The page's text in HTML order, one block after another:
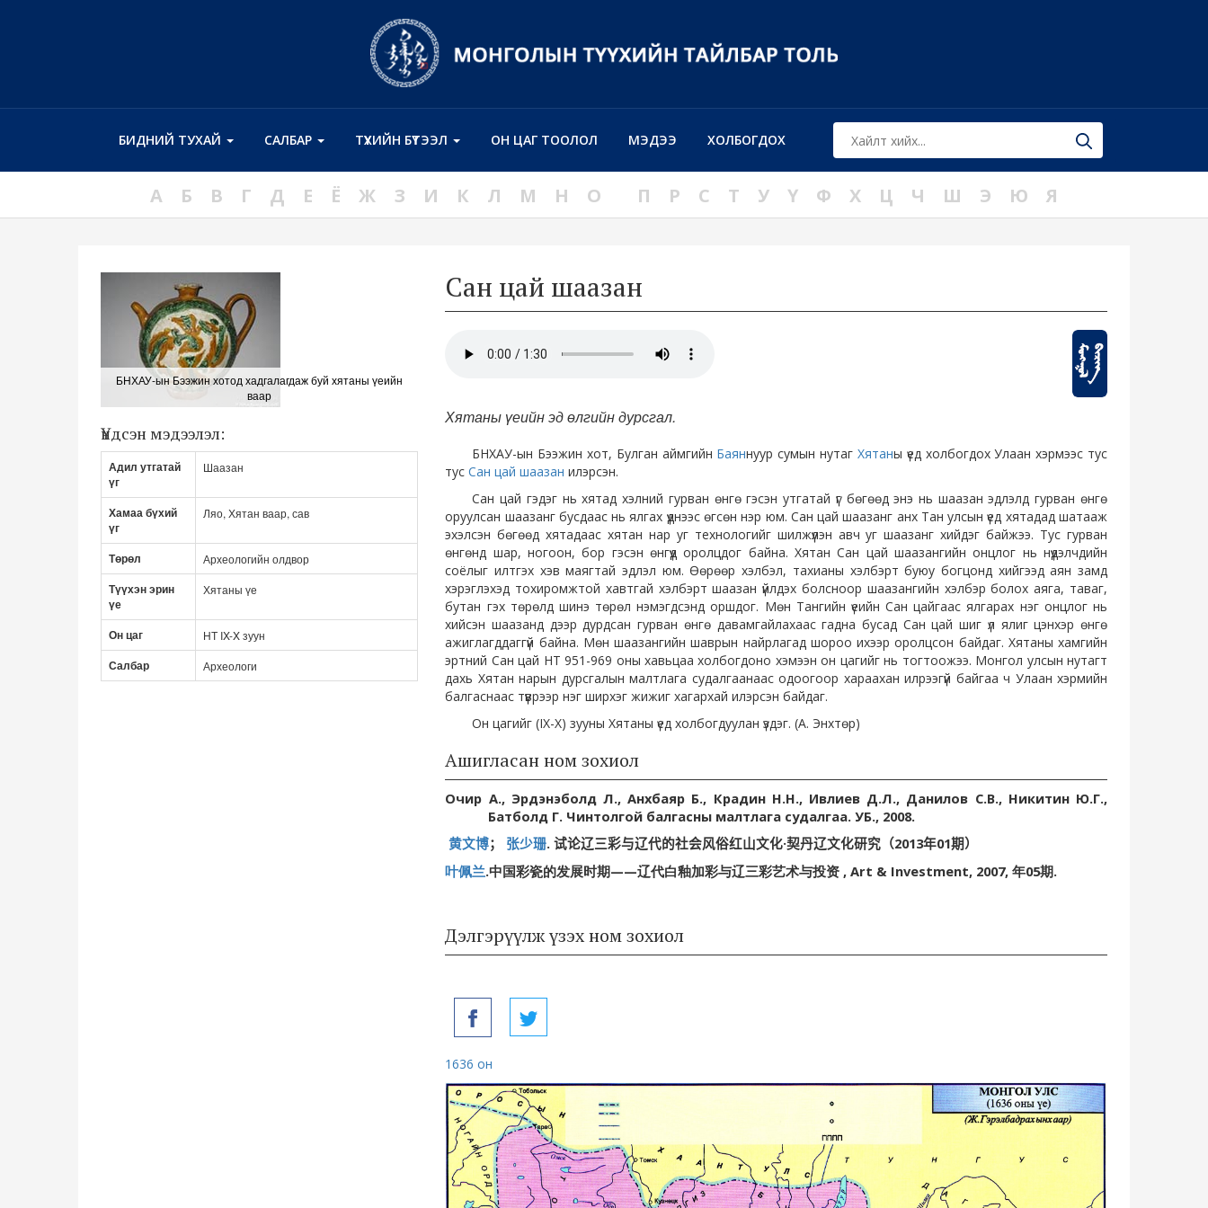
БИДНИЙ ТУХАЙ САЛБАР ТҮҮХИЙН БҮТЭЭЛ ОН ЦАГ ТООЛОЛ МЭДЭЭ ХОЛБОГДОХ
А Б В Г Д Е Ё Ж З И К Л М Н О П Р С Т У Ү Ф Х Ц Ч Ш Э Ю Я
БНХАУ-ын Бээжин хотод хадгалагдаж буй хятаны үеийн
ваар
Үндсэн мэдээлэл:
Адил утгатай
үг
Шаазан
Хамаа бүхий
үг
Ляо, Хятан ваар, сав
Төрөл Археологийн олдвор
Түүхэн эрин
үе
Хятаны үе
Он цаг НТ IX-X зуун
Салбар Археологи
Сан цай шаазан
Хятаны үеийн эд өлгийн дурсгал.
БНХАУ-ын Бээжин хот, Булган аймгийн Баяннуур сумын нутаг Хятаны үед холбогдох Улаан хэрмээс тус
тусСан цай шаазан илэрсэн.
Сан цай гэдэг нь хятад хэлний гурван өнгө гэсэн утгатай үг бөгөөд энэ нь шаазан эдлэлд гурван өнгө
оруулсан шаазанг бусдаас нь ялгах үүднээс өгсөн нэр юм. Сан цай шаазанг анх Тан улсын үед хятадад шатааж
эхэлсэн бөгөөд хятадаас хятан нар уг технологийг шилжүүлэн авч уг шаазанг хийдэг байжээ. Тус гурван
өнгөнд шар, ногоон, бор гэсэн өнгүүд оролцдог байна. Хятан Сан цай шаазангийн онцлог нь нүүдэлчдийн
соёлыг илтгэх хэв маягтай эдлэл юм. Өөрөөр хэлбэл, тахианы хэлбэрт буюу богцонд хийгээд аян замд
хэрэглэхэд тохиромжтой хавтгай хэлбэрт шаазан үйлдэх болсноор шаазангийн хэлбэр болох аяга, таваг,
бутан гэх төрөлд шинэ төрөл нэмэгдсэнд оршдог. Мөн Тангийн үеийн Сан цайгаас ялгарах нэг онцлог нь
хийсэн шаазанд дээр дурдсан гурван өнгө давамгайлахаас гадна бусад Сан цай шиг үл ялиг цэнхэр өнгө
ажиглагддаггүй байна. Мөн шаазангийн шаврын найрлагад шороо ихээр оролцсон байдаг. Хятаны хамгийн
эртний Сан цай НТ 951-969 оны хавьцаа холбогдоно хэмээн он цагийг нь тогтоожээ. Монгол улсын нутагт
дахь Хятан нарын дурсгалын малтлага судалгаанаас одоогоор хараахан илрээгүй байгаа ч Улаан хэрмийн
балгаснаас түүврээр нэг ширхэг жижиг хагархай илэрсэн байдаг.
Он цагийг (IX-X) зууны Хятаны үед холбогдуулан үздэг. (А. Энхтөр)
Ашигласан ном зохиол
Очир А., Эрдэнэболд Л., Анхбаяр Б., Крадин Н.Н., Ивлиев Д.Л., Данилов С.В., Никитин Ю.Г.,
Батболд Г. Чинтолгой балгасны малтлага судалгаа.УБ., 2008.
黄文博； 张少珊.试论辽三彩与辽代的社会风俗红山文化·契丹辽文化研究（2013年01期）
叶佩兰.中国彩瓷的发展时期——辽代白釉加彩与辽三彩艺术与投资 , Art & Investment, 2007,年05期.
Дэлгэрүүлж үзэх ном зохиол
1636 он